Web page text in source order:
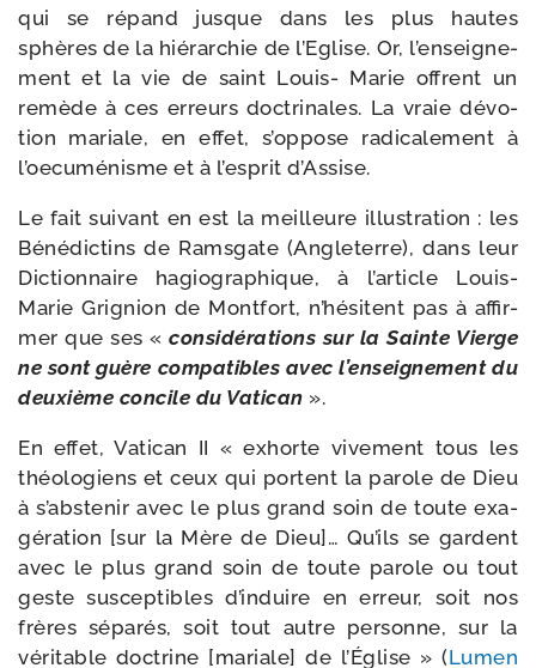
qui se répand jusque dans les plus hautes
sphères de la hié­rar­chie de l’Eglise. Or, l’en­sei­gne­
ment et la vie de saint Louis- Marie offrent un
remède à ces erreurs doc­tri­nales. La vraie dévo­
tion mariale, en effet, s’op­pose radi­ca­le­ment à
l’oe­cu­mé­nisme et à l’es­prit d’Assise.
Le fait sui­vant en est la meilleure illus­tra­tion : les
Bénédictins de Ramsgate (Angleterre), dans leur
Dictionnaire hagio­gra­phique, à l’ar­ticle Louis-​
Marie Grignion de Montfort, n’hé­sitent pas à affir­
mer que ses «consi­dé­ra­tions sur la Sainte Vierge
ne sont guère com­pa­tibles avec l’en­sei­gne­ment du
deuxième concile du Vatican ».
En effet, Vatican II « exhorte vive­ment tous les
théo­lo­giens et ceux qui portent la parole de Dieu
à s’abs­te­nir avec le plus grand soin de toute exa­
gé­ra­tion [sur la Mère de Dieu]… Qu’ils se gardent
avec le plus grand soin de toute parole ou tout
geste sus­cep­tibles d’in­duire en erreur, soit nos
frères sépa­rés, soit tout autre per­sonne, sur la
véri­table doc­trine [mariale] de l’Église » (Lumen